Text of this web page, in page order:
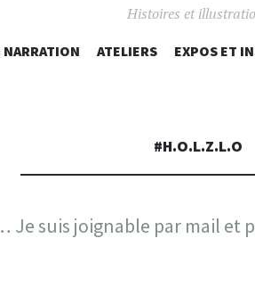
Histoires et
ALLER
ATELIERS EXPOS ET
#H.O.L.Z.L.O
suis joignable par mail et